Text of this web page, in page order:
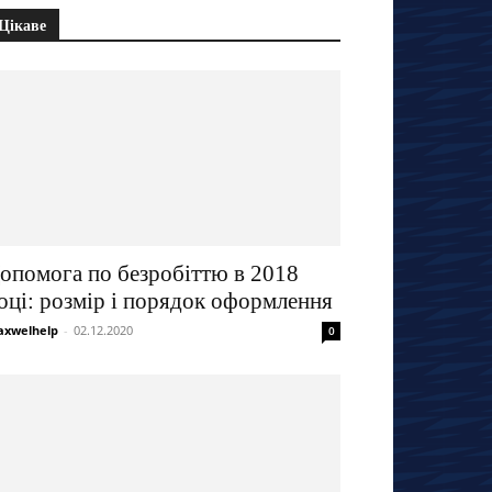
по безробіттю в 2018
розмір і порядок оформлення
- 02.12.2020 0